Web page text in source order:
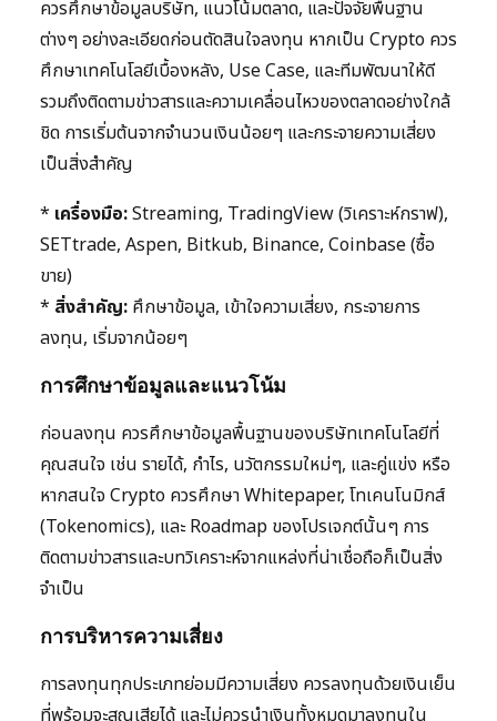
ควรศึกษาข้อมูลบริษัท, แนวโน้มตลาด, และปัจจัยพื้นฐาน
ต่างๆ อย่างละเอียดก่อนตัดสินใจลงทุน หากเป็น Crypto ควร
ศึกษาเทคโนโลยีเบื้องหลัง, Use Case, และทีมพัฒนาให้ดี
รวมถึงติดตามข่าวสารและความเคลื่อนไหวของตลาดอย่างใกล้
ชิด การเริ่มต้นจากจำนวนเงินน้อยๆ และกระจายความเสี่ยง
เป็นสิ่งสำคัญ
* เครื่องมือ:Streaming, TradingView (วิเคราะห์กราฟ),
SETtrade, Aspen, Bitkub, Binance, Coinbase (ซื้อ
ขาย)
* สิ่งสำคัญ: ศึกษาข้อมูล, เข้าใจความเสี่ยง, กระจายการ
ลงทุน, เริ่มจากน้อยๆ
การศึกษาข้อมูลและแนวโน้ม
ก่อนลงทุน ควรศึกษาข้อมูลพื้นฐานของบริษัทเทคโนโลยีที่
คุณสนใจ เช่น รายได้, กำไร, นวัตกรรมใหม่ๆ, และคู่แข่ง หรือ
หากสนใจ Crypto ควรศึกษา Whitepaper, โทเคนโนมิกส์
(Tokenomics), และ Roadmap ของโปรเจกต์นั้นๆ การ
ติดตามข่าวสารและบทวิเคราะห์จากแหล่งที่น่าเชื่อถือก็เป็นสิ่ง
จำเป็น
การบริหารความเสี่ยง
การลงทุนทุกประเภทย่อมมีความเสี่ยง ควรลงทุนด้วยเงินเย็น